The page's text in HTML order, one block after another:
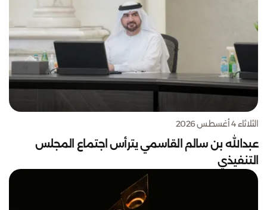
الثلاثاء 4 أغسطس 2026
عبدالله بن سالم القاسمي يترأس اجتماع المجلس
التنفيذي